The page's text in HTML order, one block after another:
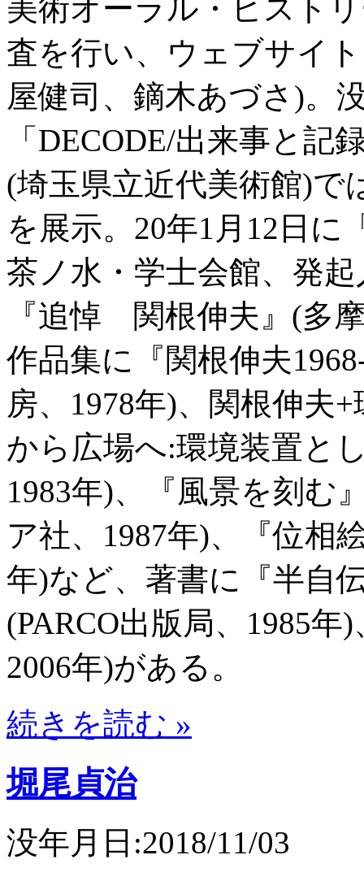
美術オーラル・ヒスト
査を行い、ウェブサイ
屋健司、鏑木あづさ)。
「DECODE/出来事と記
(埼玉県立近代美術館)で
を展示。20年1月12日に
茶ノ水・学士会館、発
『追悼 関根伸夫』(多
作品集に『関根伸夫
房、1978年)、関根伸夫
から広場へ:環境装置と
1983年)、『風景を刻む
ア社、1987年)、『位相
年)など、著書に『半自
(PARCO出版局、1985
2006年)がある。
続きを読む »
堀尾貞治
没年月日:2018/11/03